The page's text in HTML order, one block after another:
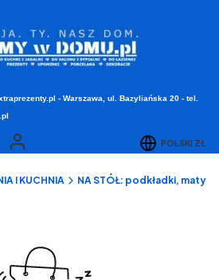
- Warszawa, ul. Bazyliańska 20 - tel.
szczegóły
Zaloguj się POLSKI ZŁ
I KUCHNIA NA STÓŁ: podkładki, maty,